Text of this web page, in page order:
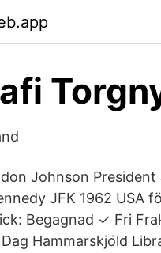
Johnson
JFK 1962 USA
Begagnad ✓ Fri
Hammarskjöld